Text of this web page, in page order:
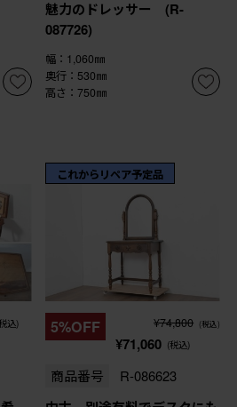
魅力のドレッサー (R-
087726)
幅：1,060㎜
奥行：530㎜
高さ：750㎜
込)
これからリペア予定品
5%OFF ¥74,800 (税込)
¥71,060 (税込)
商品番号 R-086623